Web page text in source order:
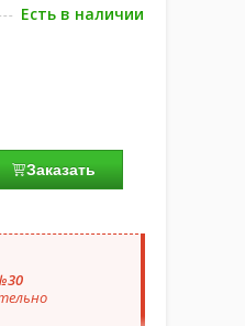
Есть в наличии
Заказать